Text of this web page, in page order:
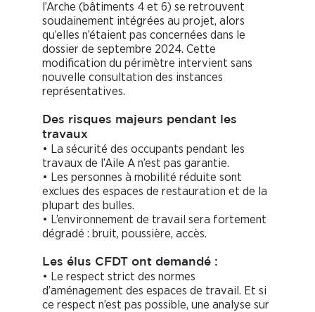
l’Arche (bâtiments 4 et 6) se retrouvent
soudainement intégrées au projet, alors
qu’elles n’étaient pas concernées dans le
dossier de septembre 2024. Cette
modification du périmètre intervient sans
nouvelle consultation des instances
représentatives.
Des risques majeurs pendant les
travaux
• La sécurité des occupants pendant les
travaux de l’Aile A n’est pas garantie.
• Les personnes à mobilité réduite sont
exclues des espaces de restauration et de la
plupart des bulles.
• L’environnement de travail sera fortement
dégradé : bruit, poussière, accès.
Les élus CFDT ont demandé :
• Le respect strict des normes
d’aménagement des espaces de travail. Et si
ce respect n’est pas possible, une analyse sur